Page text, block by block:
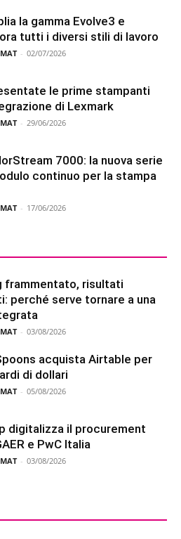
la gamma Evolve3 e
tutti i diversi stili di lavoro
- 02/07/2026
le prime stampanti
di Lexmark
- 29/06/2026
7000: la nuova serie
continuo per la stampa
- 17/06/2026
frammentato, risultati
perché serve tornare a una
- 03/08/2026
acquista Airtable per
di dollari
- 05/08/2026
digitalizza il procurement
e PwC Italia
- 03/08/2026